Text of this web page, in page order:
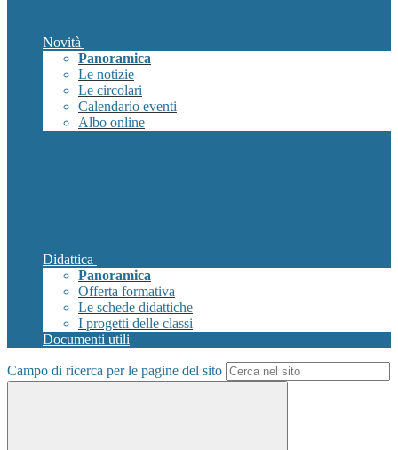
Novità
Panoramica
Le notizie
Le circolari
Calendario eventi
Albo online
Didattica
Panoramica
Offerta formativa
Le schede didattiche
I progetti delle classi
Documenti utili
Campo di ricerca per le pagine del sito